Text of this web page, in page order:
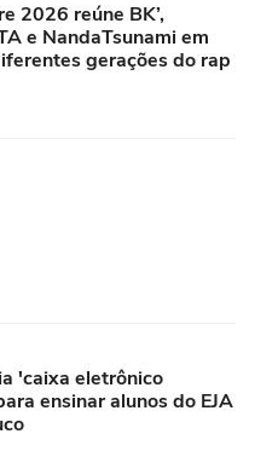
2026 reúne BK’,
e NandaTsunami em
gerações do rap
'caixa eletrônico
ensinar alunos do EJA